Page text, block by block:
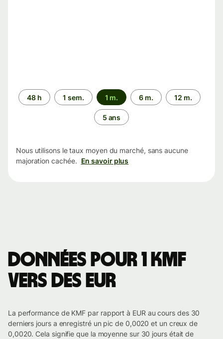
Période
48 h 1 sem. 1 m. 6 m. 12 m.
5 ans
Nous utilisons le taux moyen du marché, sans aucune
majoration cachée. En savoir plus
Données pour 1 KMF
vers des EUR
La performance de KMF par rapport à EUR au cours des 30
derniers jours a enregistré un pic de 0,0020 et un creux de
0,0020. Cela signifie que la moyenne sur 30 jours était de